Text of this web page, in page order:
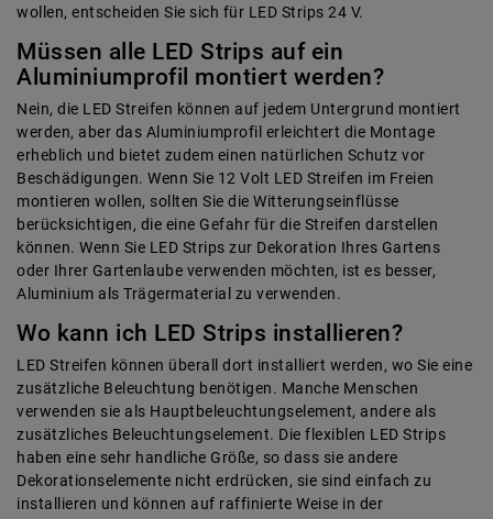
wollen, entscheiden Sie sich für LED Strips 24 V.
Müssen alle LED Strips auf ein
Aluminiumprofil montiert werden?
Nein, die LED Streifen können auf jedem Untergrund montiert
werden, aber das Aluminiumprofil erleichtert die Montage
erheblich und bietet zudem einen natürlichen Schutz vor
Beschädigungen. Wenn Sie 12 Volt LED Streifen im Freien
montieren wollen, sollten Sie die Witterungseinflüsse
berücksichtigen, die eine Gefahr für die Streifen darstellen
können. Wenn Sie LED Strips zur Dekoration Ihres Gartens
oder Ihrer Gartenlaube verwenden möchten, ist es besser,
Aluminium als Trägermaterial zu verwenden.
Wo kann ich LED Strips installieren?
LED Streifen können überall dort installiert werden, wo Sie eine
zusätzliche Beleuchtung benötigen. Manche Menschen
verwenden sie als Hauptbeleuchtungselement, andere als
zusätzliches Beleuchtungselement. Die flexiblen LED Strips
haben eine sehr handliche Größe, so dass sie andere
Dekorationselemente nicht erdrücken, sie sind einfach zu
installieren und können auf raffinierte Weise in der